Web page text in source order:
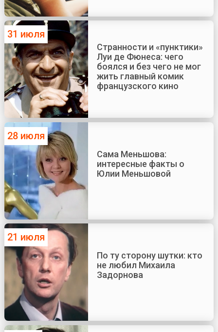
31 июля
Странности и «пунктики»
Луи де Фюнеса: чего
боялся и без чего не мог
жить главный комик
французского кино
28 июля
Сама Меньшова:
интересные факты о
Юлии Меньшовой
21 июля
По ту сторону шутки: кто
не любил Михаила
Задорнова